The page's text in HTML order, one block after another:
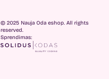
© 2025 Nauja Oda eshop. All rights
reserved.
Sprendimas: